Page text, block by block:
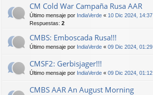
CM Cold War Campaña Rusa AAR
Último mensaje por IndiaVerde « 10 Dic 2024, 14:37
Respuestas: 2
CMBS: Emboscada Rusa!!!
Último mensaje por IndiaVerde « 09 Dic 2024, 01:29
CMSF2: Gerbisjager!!!
Último mensaje por IndiaVerde « 09 Dic 2024, 01:12
CMBS AAR An August Morning